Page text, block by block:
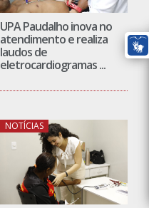
UPA Paudalho inova no
atendimento e realiza
laudos de
eletrocardiogramas ...
NOTÍCIAS